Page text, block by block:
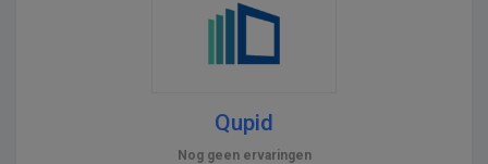
Qupid
Nog geen ervaringen